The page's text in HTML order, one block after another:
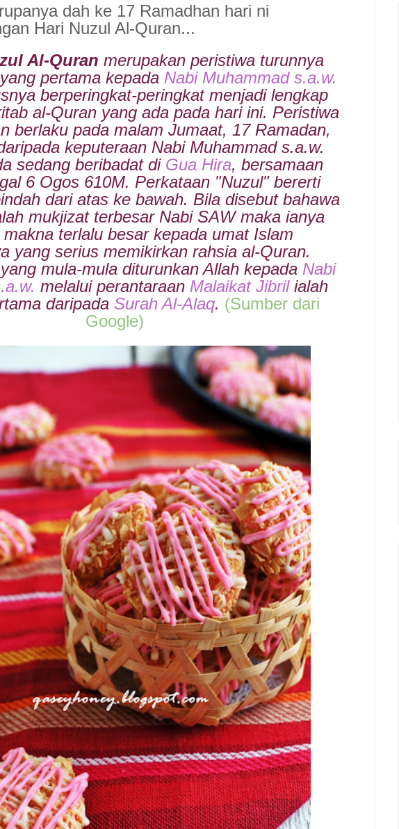
dah ke 17 Ramadhan hari ni
Hari Nuzul Al-Quran...
Al-Quran merupakan peristiwa turunnya
yang pertama kepada Nabi Muhammad s.a.w.
berperingkat-peringkat menjadi lengkap
al-Quran yang ada pada hari ini. Peristiwa
berlaku pada malam Jumaat, 17 Ramadan,
keputeraan Nabi Muhammad s.a.w.
sedang beribadat di Gua Hira, bersamaan
6 Ogos 610M. Perkataan "Nuzul" bererti
dari atas ke bawah. Bila disebut bahawa
mukjizat terbesar Nabi SAW maka ianya
terlalu besar kepada umat Islam
yang serius memikirkan rahsia al-Quran.
mula-mula diturunkan Allah kepada Nabi
melalui perantaraan Malaikat Jibrilialah
daripada Surah Al-Alaq. (Sumber dari
Google)